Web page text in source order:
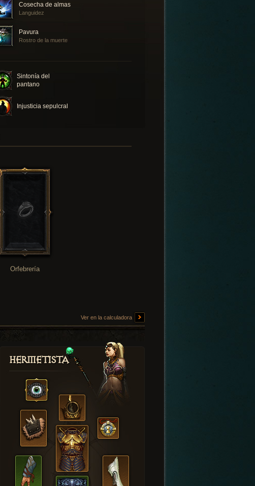
Cosecha de almas
Languidez
Pavura
Rostro de la muerte
Sintonía del
pantano
Injusticia sepulcral
Orfebrería
Ver en la calculadora
Hermetista